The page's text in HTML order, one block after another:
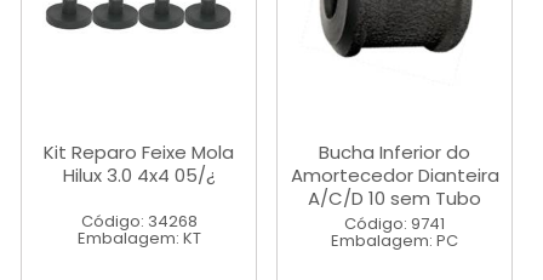
Kit Reparo Feixe Mola
Hilux 3.0 4x4 05/¿
Código: 34268
Embalagem: KT
Bucha Inferior do
Amortecedor Dianteira
A/C/D 10 sem Tubo
Código: 9741
Embalagem: PC